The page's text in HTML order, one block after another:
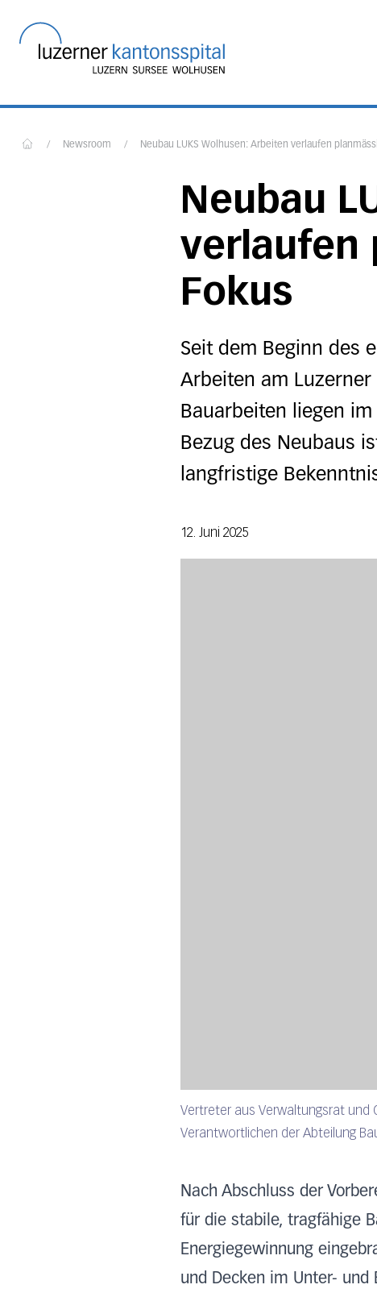
/ Newsroom / Neubau LUKS Wolhusen: Arbeiten verlaufen
Neubau
verlaufen
Fokus
Seit dem Beginn des
Arbeiten am Luzerner
Bauarbeiten liegen
Bezug des Neubaus
langfristige
12. Juni 2025
Vertreter aus Verwaltungsrat und
Verantwortlichen der Abteilung
Nach Abschluss der
für die stabile, tragfähige
Energiegewinnung
und Decken im Unter-